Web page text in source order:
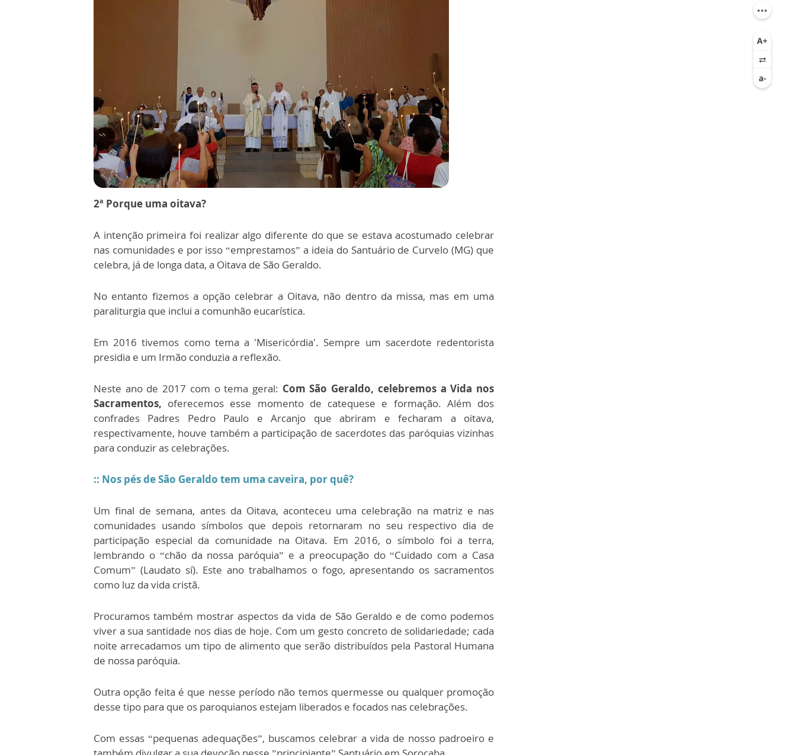
2ª Porque uma oitava?
A intenção primeira foi realizar algo diferente do que se estava acostumado celebrar
nas comunidades e por isso “emprestamos” a ideia do Santuário de Curvelo (MG) que
celebra, já de longa data, a Oitava de São Geraldo.
No entanto fizemos a opção celebrar a Oitava, não dentro da missa, mas em uma
paraliturgia que inclui a comunhão eucarística.
Em 2016 tivemos como tema a 'Misericórdia'. Sempre um sacerdote redentorista
presidia e um Irmão conduzia a reflexão.
Neste ano de 2017 com o tema geral: Com São Geraldo, celebremos a Vida nos
Sacramentos, oferecemos esse momento de catequese e formação. Além dos
confrades Padres Pedro Paulo e Arcanjo que abriram e fecharam a oitava,
respectivamente, houve também a participação de sacerdotes das paróquias vizinhas
para conduzir as celebrações.
:: Nos pés de São Geraldo tem uma caveira, por quê?
Um final de semana, antes da Oitava, aconteceu uma celebração na matriz e nas
comunidades usando símbolos que depois retornaram no seu respectivo dia de
participação especial da comunidade na Oitava. Em 2016, o símbolo foi a terra,
lembrando o “chão da nossa paróquia” e a preocupação do “Cuidado com a Casa
Comum” (Laudato sí). Este ano trabalhamos o fogo, apresentando os sacramentos
como luz da vida cristã.
Procuramos também mostrar aspectos da vida de São Geraldo e de como podemos
viver a sua santidade nos dias de hoje. Com um gesto concreto de solidariedade; cada
noite arrecadamos um tipo de alimento que serão distribuídos pela Pastoral Humana
de nossa paróquia.
Outra opção feita é que nesse período não temos quermesse ou qualquer promoção
desse tipo para que os paroquianos estejam liberados e focados nas celebrações.
Com essas “pequenas adequações”, buscamos celebrar a vida de nosso padroeiro e